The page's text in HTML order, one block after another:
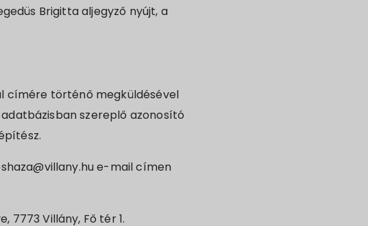
Brigitta aljegyző nyújt, a
címére történő megküldésével
szereplő azonosító
e-mail címen
7773 Villány, Fő tér 1.